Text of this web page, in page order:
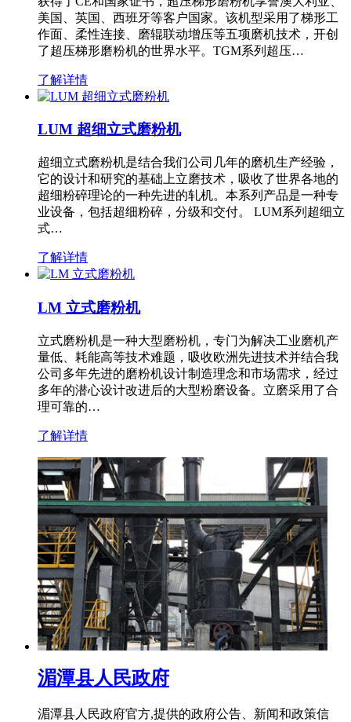
美国、英国、西班牙等客户国家。该机型采用了梯形工
作面、柔性连接、磨辊联动增压等五项磨机技术，开创
了超压梯形磨粉机的世界水平。TGM系列超压…
了解详情
LUM 超细立式磨粉机
超细立式磨粉机是结合我们公司几年的磨机生产经验，
它的设计和研究的基础上立磨技术，吸收了世界各地的
超细粉碎理论的一种先进的轧机。本系列产品是一种专
业设备，包括超细粉碎，分级和交付。 LUM系列超细立
式…
了解详情
LM 立式磨粉机
立式磨粉机是一种大型磨粉机，专门为解决工业磨机产
量低、耗能高等技术难题，吸收欧洲先进技术并结合我
公司多年先进的磨粉机设计制造理念和市场需求，经过
多年的潜心设计改进后的大型粉磨设备。立磨采用了合
理可靠的…
了解详情
湄潭县人民政府
湄潭县人民政府官方,提供的政府公告、新闻和政策信